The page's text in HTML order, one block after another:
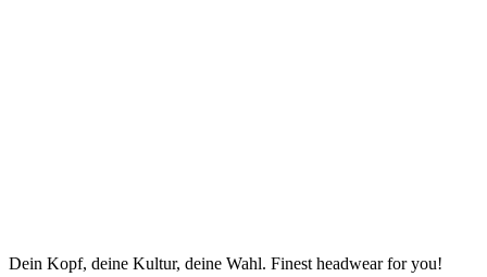
Dein Kopf, deine Kultur, deine Wahl. Finest headwear for you!